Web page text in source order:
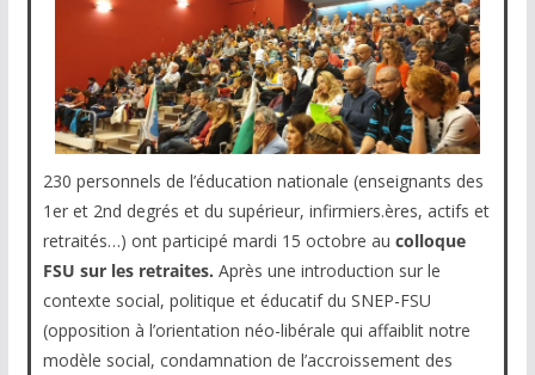
230 personnels de l’éducation nationale (enseignants des
1er et 2nd degrés et du supérieur, infirmiers.ères, actifs et
retraités…) ont participé mardi 15 octobre au colloque
FSU sur les retraites. Après une introduction sur le
contexte social, politique et éducatif du SNEP-FSU
(opposition à l’orientation néo-libérale qui affaiblit notre
modèle social, condamnation de l’accroissement des